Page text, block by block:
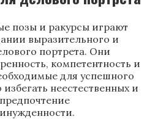
позы и ракурсы играют
выразительного и
портрета. Они
компетентность и
для успешного
неестественных и